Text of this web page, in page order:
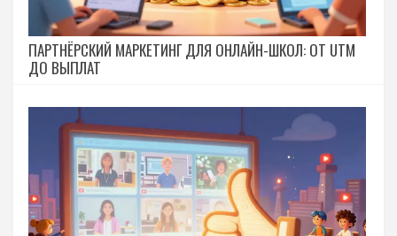
ПАРТНЁРСКИЙ МАРКЕТИНГ ДЛЯ ОНЛАЙН-ШКОЛ: ОТ UTM
ДО ВЫПЛАТ